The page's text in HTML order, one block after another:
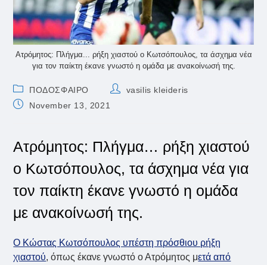
Ατρόμητος: Πλήγμα... ρήξη χιαστού ο Κωτσόπουλος, τα άσχημα νέα
για τον παίκτη έκανε γνωστό η ομάδα με ανακοίνωσή της.
Post
category:
ΠΟΔΟΣΦΑΙΡΟ
Postvasilis kleideris
PostNovember 13, 2021
Ατρόμητος: Πλήγμα… ρήξη χιαστού
ο Κωτσόπουλος, τα άσχημα νέα για
τον παίκτη έκανε γνωστό η ομάδα
με ανακοίνωσή της.
Ο Κώστας Κωτσόπουλος υπέστη πρόσθιου ρήξη
χιαστού, όπως έκανε γνωστό ο Ατρόμητος μετά από